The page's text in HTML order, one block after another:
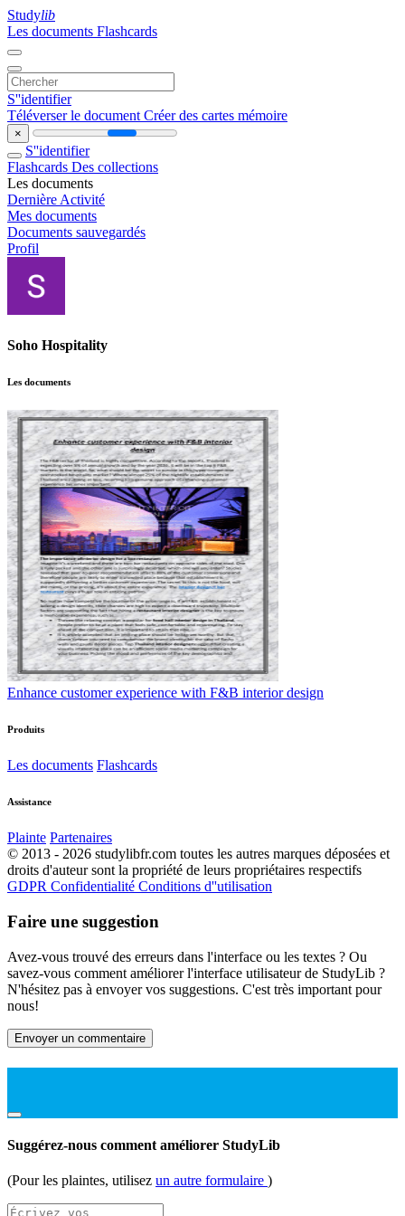
Studylib
Les documents Flashcards
S''identifier
Téléverser le document Créer des cartes mémoire
×
S''identifier
Flashcards Des collections
Les documents
Dernière Activité
Mes documents
Documents sauvegardés
Profil
Soho Hospitality
Les documents
Enhance customer experience with F&B interior design
Produits
Les documents Flashcards
Assistance
Plainte Partenaires
© 2013 - 2026 studylibfr.com toutes les autres marques déposées et
droits d'auteur sont la propriété de leurs propriétaires respectifs
GDPR Confidentialité Conditions d''utilisation
Faire une suggestion
Avez-vous trouvé des erreurs dans l'interface ou les textes ? Ou
savez-vous comment améliorer l'interface utilisateur de StudyLib ?
N'hésitez pas à envoyer vos suggestions. C'est très important pour
nous!
Envoyer un commentaire
Suggérez-nous comment améliorer StudyLib
(Pour les plaintes, utilisez un autre formulaire )